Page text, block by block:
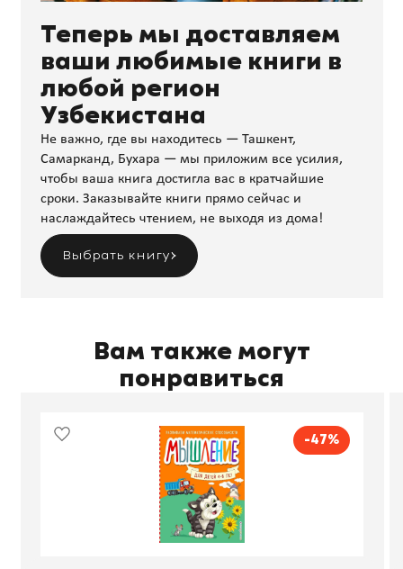
Теперь мы доставляем
ваши любимые книги в
любой регион
Узбекистана
Не важно, где вы находитесь — Ташкент,
Самарканд, Бухара — мы приложим все усилия,
чтобы ваша книга достигла вас в кратчайшие
сроки. Заказывайте книги прямо сейчас и
наслаждайтесь чтением, не выходя из дома!
Выбрать книгу
Вам также могут
понравиться
-47%